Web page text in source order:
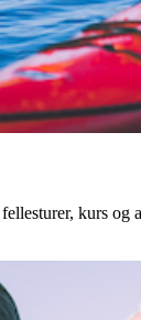
kurs og